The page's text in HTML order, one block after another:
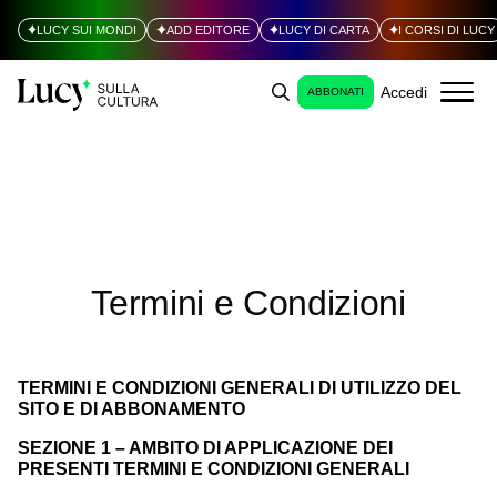
LUCY SUI MONDI ADD EDITORE LUCY DI CARTA I CORSI DI LUCY
ABBONATI Accedi
Termini e Condizioni
TERMINI E CONDIZIONI GENERALI DI UTILIZZO DEL
SITO E DI ABBONAMENTO
SEZIONE 1 – AMBITO DI APPLICAZIONE DEI
PRESENTI TERMINI E CONDIZIONI GENERALI